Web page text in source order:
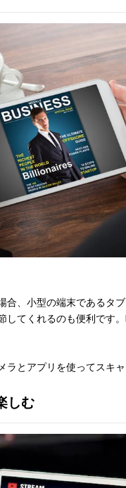
合、小型の端末であるタ
してくれるのも便利です
ラとアプリを使ってスキ
しむ